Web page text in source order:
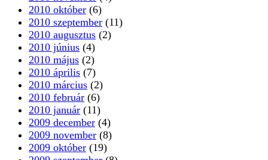
2010 október (6)
2010 szeptember (11)
2010 augusztus (2)
2010 június (4)
2010 május (2)
2010 április (7)
2010 március (2)
2010 február (6)
2010 január (11)
2009 december (4)
2009 november (8)
2009 október (19)